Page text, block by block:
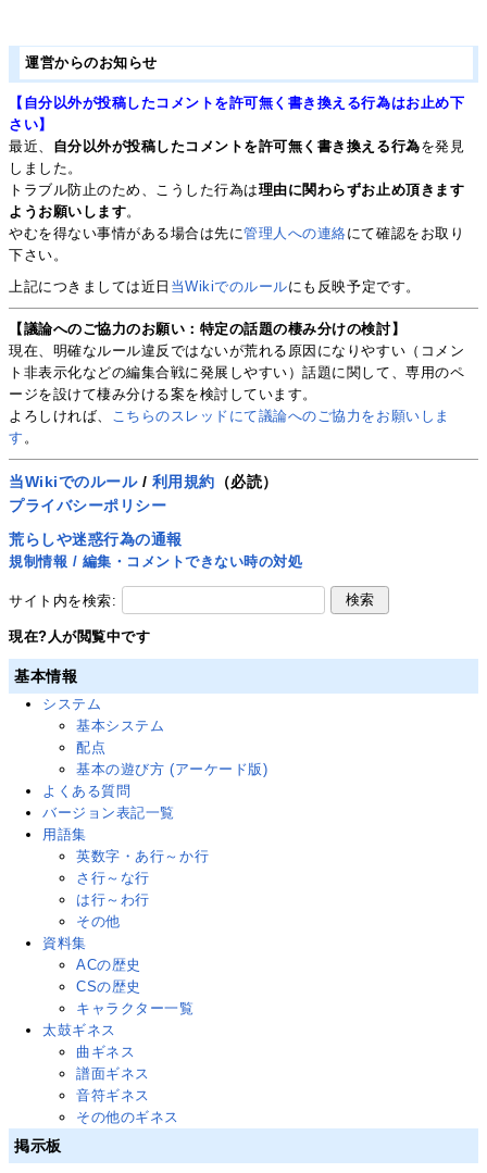
運営からのお知らせ
【自分以外が投稿したコメントを許可無く書き換える行為はお止め下
さい】
最近、 自分以外が投稿したコメントを許可無く書き換える行為を発見
しました。
トラブル防止のため、こうした行為は理由に関わらずお止め頂きます
ようお願いします。
やむを得ない事情がある場合は先に管理人への連絡にて確認をお取り
下さい。
上記につきましては近日 当Wikiでのルールにも反映予定です。
【議論へのご協力のお願い：特定の話題の棲み分けの検討】
現在、明確なルール違反ではないが荒れる原因になりやすい（コメン
ト非表示化などの編集合戦に発展しやすい）話題に関して、専用のペ
ージを設けて棲み分ける案を検討しています。
よろしければ、 こちらのスレッドにて議論へのご協力をお願いしま
す 。
当Wikiでのルール/ 利用規約 （必読）
プライバシーポリシー
荒らしや迷惑行為の通報
規制情報 / 編集・コメントできない時の対処
サイト内を検索:
現在?人が閲覧中です
基本情報
システム
基本システム
配点
基本の遊び方 (アーケード版)
よくある質問
バージョン表記一覧
用語集
英数字・あ行～か行
さ行～な行
は行～わ行
その他
資料集
ACの歴史
CSの歴史
キャラクター一覧
太鼓ギネス
曲ギネス
譜面ギネス
音符ギネス
その他のギネス
掲示板